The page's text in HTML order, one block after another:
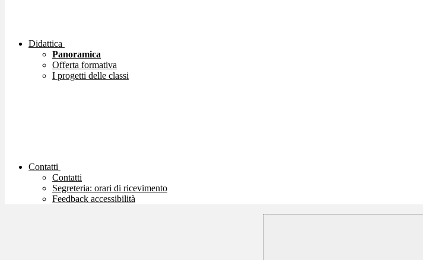
Didattica
Panoramica
Offerta formativa
I progetti delle classi
Contatti
Contatti
Segreteria: orari di ricevimento
Feedback accessibilità